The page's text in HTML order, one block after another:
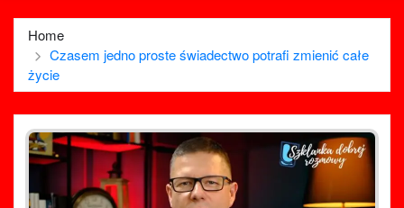
Home
Czasem jedno proste świadectwo potrafi zmienić całe
życie